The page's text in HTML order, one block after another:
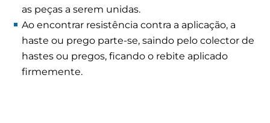
as peças a serem unidas.
Ao encontrar resistência contra a aplicação, a
haste ou prego parte-se, saindo pelo colector de
hastes ou pregos, ficando o rebite aplicado
firmemente.